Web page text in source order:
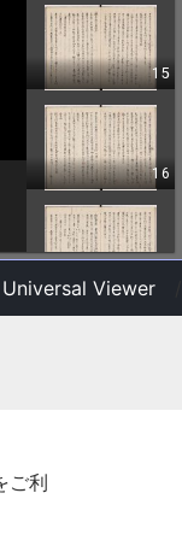
Universal Viewer
ご利